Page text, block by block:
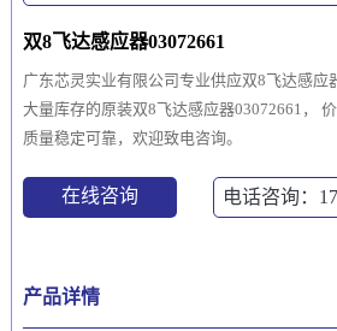
双8飞达感应器03072661
广东芯灵实业有限公司专业供应双8飞达感应
大量库存的原装双8飞达感应器03072661，
质量稳定可靠，欢迎致电咨询。
在线咨询 电话咨询：
产品详情